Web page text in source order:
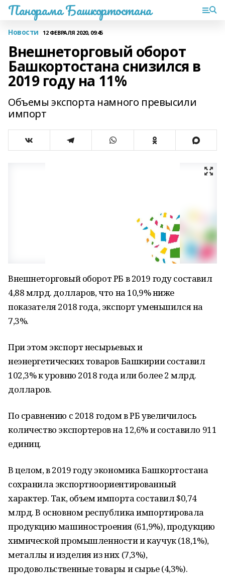
Панорама Башкортостана
Новости 12 ФЕВРАЛЯ 2020, 09:45
Внешнеторговый оборот
Башкортостана снизился в
2019 году на 11%
Объемы экспорта намного превысили
импорт
Внешнеторговый оборот РБ в 2019 году составил
4,88 млрд. долларов, что на 10,9% ниже
показателя 2018 года, экспорт уменьшился на
7,3%.
При этом экспорт несырьевых и
неэнергетических товаров Башкирии составил
102,3% к уровню 2018 года или более 2 млрд.
долларов.
По сравнению с 2018 годом в РБ увеличилось
количество экспортеров на 12,6% и составило 911
единиц.
В целом, в 2019 году экономика Башкортостана
сохранила экспортноориентированный
характер. Так, объем импорта составил $0,74
млрд. В основном республика импортировала
продукцию машиностроения (61,9%), продукцию
химической промышленности и каучук (18,1%),
металлы и изделия из них (7,3%),
продовольственные товары и сырье (4,3%).